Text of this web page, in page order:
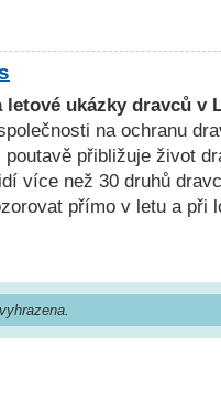
letové ukázky dravců v
na ochranu
poutavě přibližuje život
více než 30 druhů
přímo v letu a při